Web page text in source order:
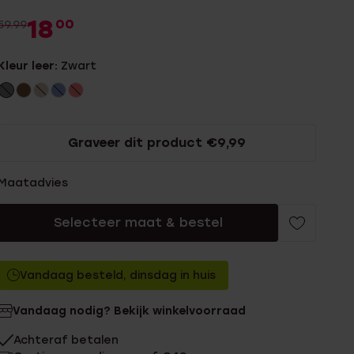
18 00
leer: Zwart
Graveer dit product €9,99
Selecteer maat & bestel
Vandaag besteld, dinsdag in huis
Vandaag nodig? Bekijk winkelvoorraad
Achteraf betalen